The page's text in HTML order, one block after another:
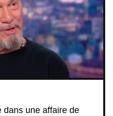
dans une affaire de